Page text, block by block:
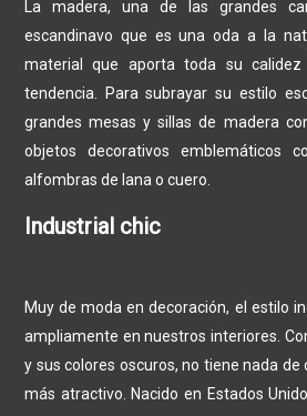
La madera, una de las grandes
escandinavo que es una oda a la
material que aporta toda su
tendencia. Para subrayar su estilo
grandes mesas y sillas de madera
objetos decorativos emblemáticos
alfombras de lana o cuero.
Industrial chic
Muy de moda en decoración, el estilo
ampliamente en nuestros interiores.
y sus colores oscuros, no tiene nada de
más atractivo. Nacido en Estados